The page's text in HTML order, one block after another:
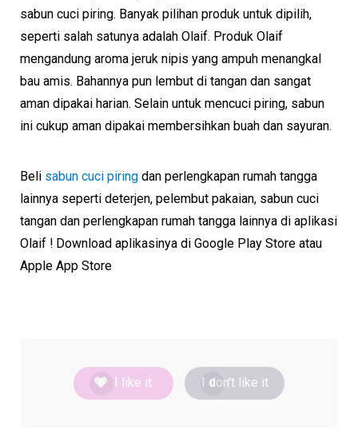
sabun cuci piring. Banyak pilihan produk untuk dipilih,
seperti salah satunya adalah Olaif. Produk Olaif
mengandung aroma jeruk nipis yang ampuh menangkal
bau amis. Bahannya pun lembut di tangan dan sangat
aman dipakai harian. Selain untuk mencuci piring, sabun
ini cukup aman dipakai membersihkan buah dan sayuran.
Beli sabun cuci piring dan perlengkapan rumah tangga
lainnya seperti deterjen, pelembut pakaian, sabun cuci
tangan dan perlengkapan rumah tangga lainnya di aplikasi
Olaif ! Download aplikasinya di Google Play Store atau
Apple App Store
0 I like it 0
I don't like it